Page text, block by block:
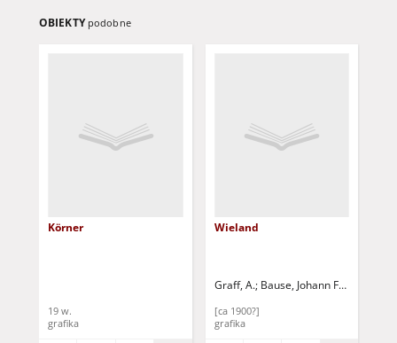
OBIEKTY podobne
Körner
19 w.
grafika
Wieland
Graff, A. Bause, Johann Friedrich
[ca 1900?]
grafika